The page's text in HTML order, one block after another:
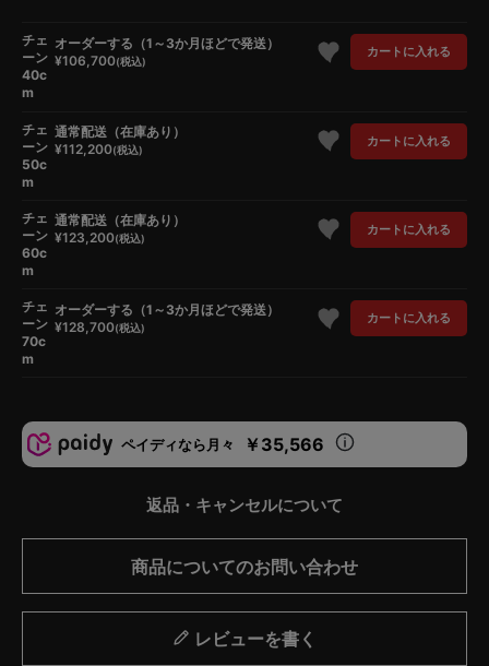
チェ
ーン
40c
m
オーダーする（1～3か月ほどで発送）
¥106,700 税込
カートに入れる
チェ
ーン
50c
m
通常配送（在庫あり）
¥112,200 税込
カートに入れる
チェ
ーン
60c
m
通常配送（在庫あり）
¥123,200 税込
カートに入れる
チェ
ーン
70c
m
オーダーする（1～3か月ほどで発送）
¥128,700 税込
カートに入れる
ペイディなら月々 ￥35,566
返品・キャンセルについて
商品についてのお問い合わせ
レビューを書く